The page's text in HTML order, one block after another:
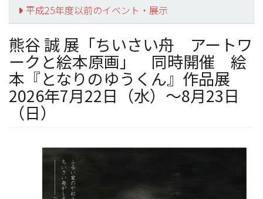
平成25年度以前のイベント・展示
熊谷 誠 展「ちいさい舟 アートワ
ークと絵本原画」 同時開催 絵
本『となりのゆうくん』作品展
2026年7月22日（水）～8月23日
（日）